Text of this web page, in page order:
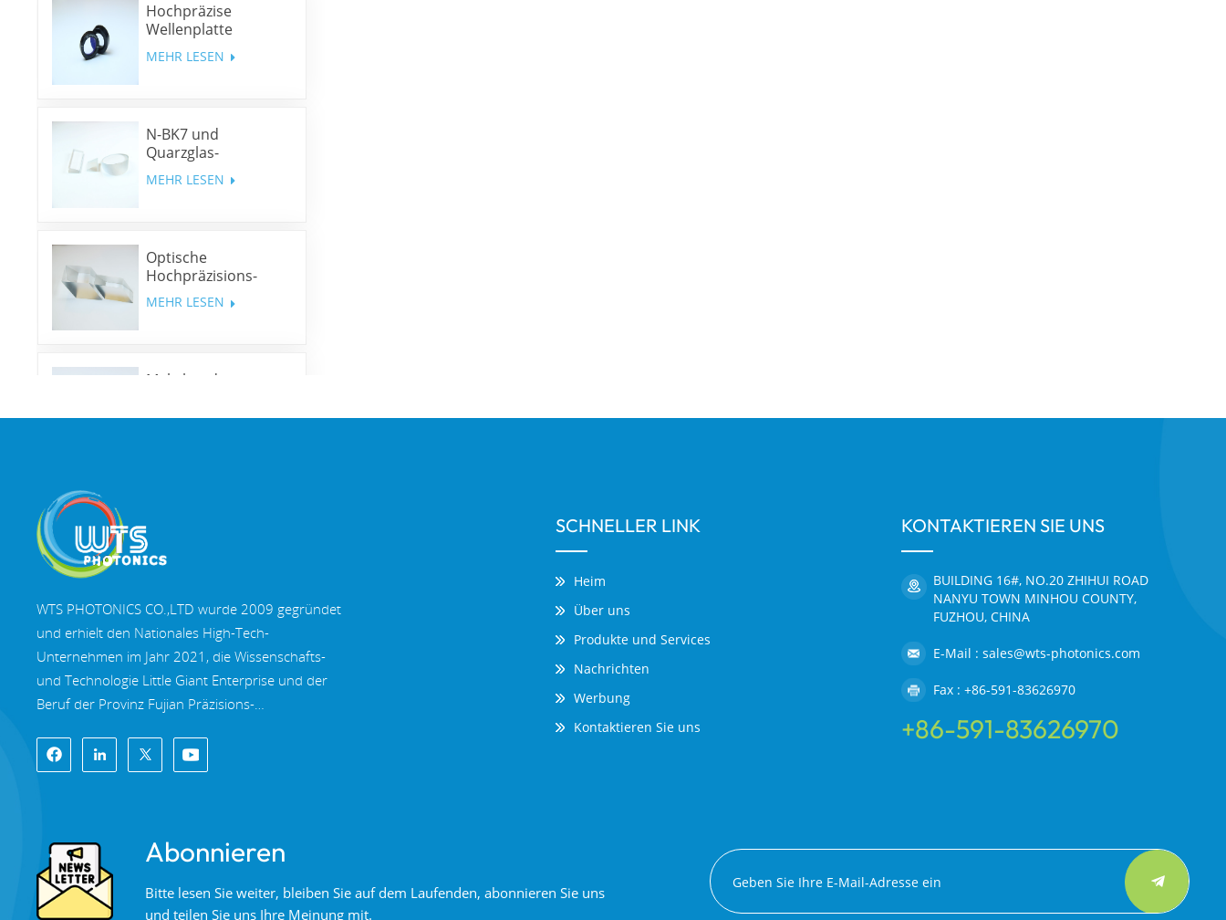
Hochpräzise
Wellenplatte
niedriger Ordnung
MEHR LESEN
N-BK7 und
Quarzglas-
Keilprismen und
Keilfenster
MEHR LESEN
Optische
Hochpräzisions-
Rhombusprismen
MEHR LESEN
Mehrband-
WTS PHOTONICS CO.,LTD wurde 2009 gegründet
und erhielt den Nationales High-Tech-
Unternehmen im Jahr 2021, die Wissenschafts-
und Technologie Little Giant Enterprise und der
Beruf der Provinz Fujian Präzisions-
2022. WTS finden in der wunderschöne
Küstenstadt im Südosten Chinas, Fuzhou, eine
Fabrikhallen, eine Gruppe qualifiziertem
technischen Personal und einem kompletten
optischen Verarbeitungssystem,
SCHNELLER LINK
Heim
Über uns
Produkte und Services
Nachrichten
Werbung
Kontaktieren Sie uns
KONTAKTIEREN SIE UNS
BUILDING 16#, NO.20 ZHIHUI ROAD
NANYU TOWN MINHOU COUNTY,
FUZHOU, CHINA
E-Mail : sales@wts-photonics.com
Fax : +86-591-83626970
+86-591-83626970
Abonnieren
Bitte lesen Sie weiter, bleiben Sie auf dem Laufenden, abonnieren Sie uns
und teilen Sie uns Ihre Meinung mit.